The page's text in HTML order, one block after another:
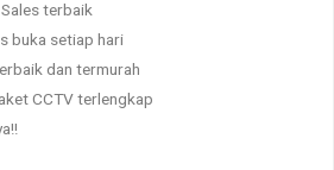
terbaik
buka setiap hari
dan termurah
CCTV terlengkap